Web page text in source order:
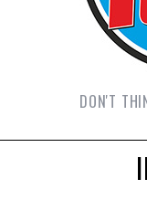
DON'T